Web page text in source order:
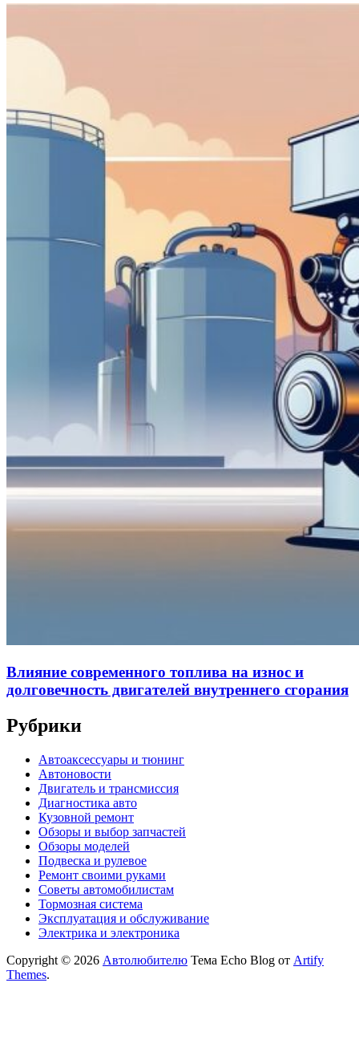
Влияние современного топлива на износ и
долговечность двигателей внутреннего сгорания
Рубрики
Автоаксессуары и тюнинг
Автоновости
Двигатель и трансмиссия
Диагностика авто
Кузовной ремонт
Обзоры и выбор запчастей
Обзоры моделей
Подвеска и рулевое
Ремонт своими руками
Советы автомобилистам
Тормозная система
Эксплуатация и обслуживание
Электрика и электроника
Copyright © 2026 Автолюбителю Тема Echo Blog от Artify
Themes.